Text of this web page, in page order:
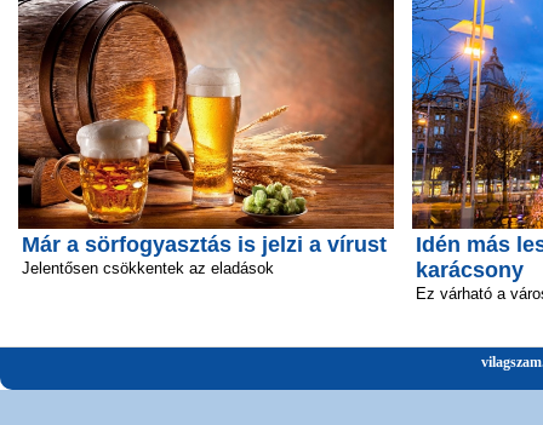
Már a sörfogyasztás is jelzi a vírust
Jelentősen csökkentek az eladások
Idén más
karácsony
Ez várható a